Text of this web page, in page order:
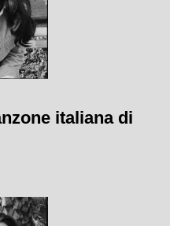
italiana di